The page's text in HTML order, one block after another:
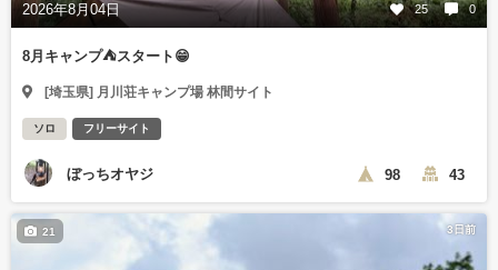
2026年8月04日 25 0
8月キャンプ⛺️スタート😁
[埼玉県] 月川荘キャンプ場 林間サイト
ソロ フリーサイト
ぼっちオヤジ 98 43
3日前
21